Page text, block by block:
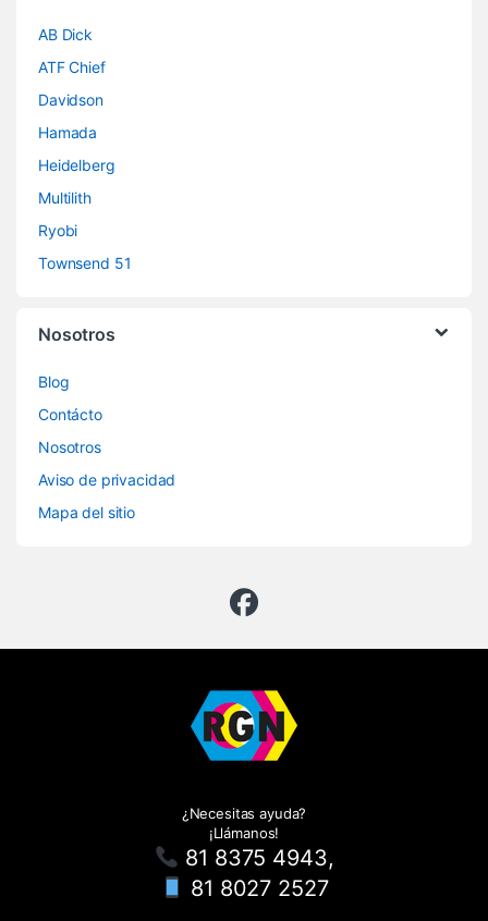
AB Dick
ATF Chief
Davidson
Hamada
Heidelberg
Multilith
Ryobi
Townsend 51
Nosotros
Blog
Contácto
Nosotros
Aviso de privacidad
Mapa del sitio
¿Necesitas ayuda?
¡Llámanos!
81 8375 4943,
81 8027 2527